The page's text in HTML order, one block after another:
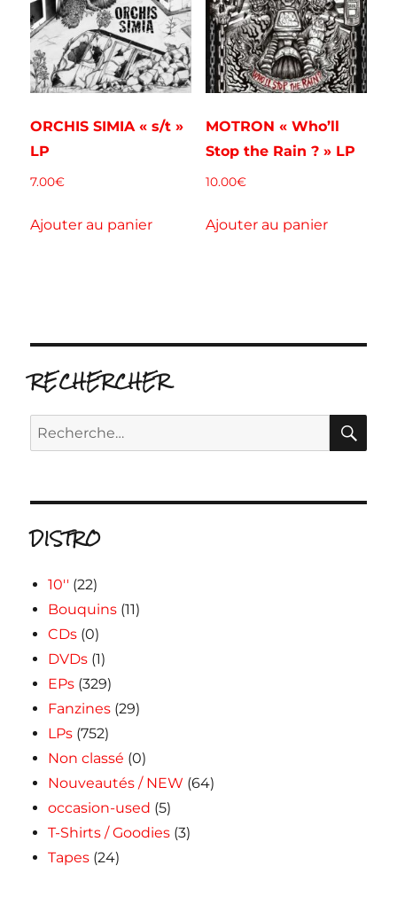
ORCHIS SIMIA « s/t »
LP
7.00€
Ajouter au panier
MOTRON « Who’ll
Stop the Rain ? » LP
10.00€
Ajouter au panier
RECHERCHER
Recherche
pour :
DISTRO
10'' (22)
Bouquins (11)
CDs (0)
DVDs (1)
EPs (329)
Fanzines (29)
LPs (752)
Non classé (0)
Nouveautés / NEW (64)
occasion-used (5)
T-Shirts / Goodies (3)
Tapes (24)